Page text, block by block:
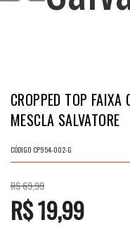
CROPPED TOP FAIXA
MESCLA SALVATORE
CÓDIGO CP954-002-G
R$ 69,99
R$ 19,99